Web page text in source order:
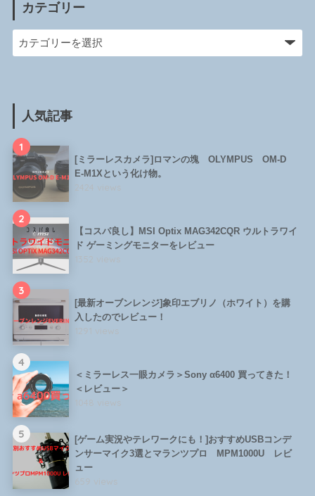
カテゴリー
人気記事
1
[ミラーレスカメラ]ロマンの塊 OLYMPUS OM-D
E-M1Xという化け物。
2424 views
2
【コスパ良し】MSI Optix MAG342CQR ウルトラワイ
ド ゲーミングモニターをレビュー
1352 views
3
[最新オーブンレンジ]象印エブリノ（ホワイト）を購
入したのでレビュー！
1291 views
4
＜ミラーレス一眼カメラ＞Sony α6400 買ってきた！
＜レビュー＞
1048 views
5
[ゲーム実況やテレワークにも！]おすすめUSBコンデ
ンサーマイク3選とマランツプロ MPM1000U レビ
ュー
659 views